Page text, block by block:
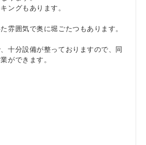
ングもあります。
雰囲気で奥に堀ごたつもあります。
十分設備が整っておりますので、同
ができます。